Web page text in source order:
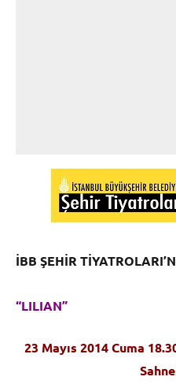
İBB ŞEHİR
“LILIAN”
23 Mayıs 2014 Cuma